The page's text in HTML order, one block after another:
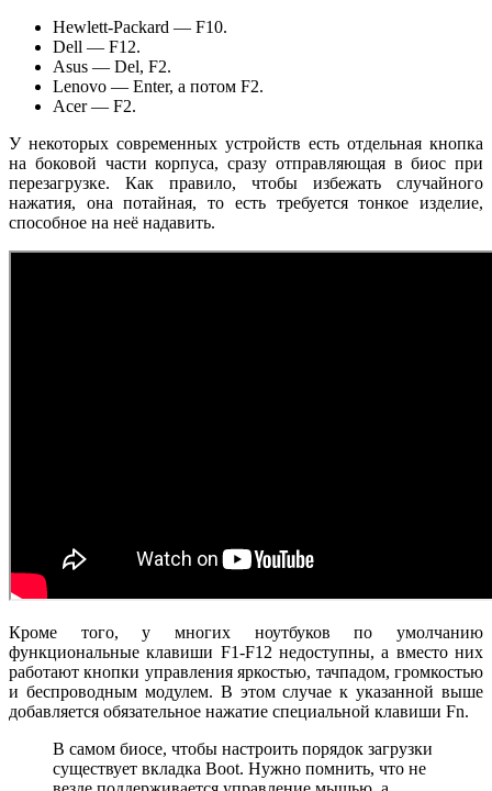
Hewlett-Packard — F10.
Dell — F12.
Asus — Del, F2.
Lenovo — Enter, а потом F2.
Acer — F2.
У некоторых современных устройств есть отдельная кнопка
на боковой части корпуса, сразу отправляющая в биос при
перезагрузке. Как правило, чтобы избежать случайного
нажатия, она потайная, то есть требуется тонкое изделие,
способное на неё надавить.
Кроме того, у многих ноутбуков по умолчанию
функциональные клавиши F1-F12 недоступны, а вместо них
работают кнопки управления яркостью, тачпадом, громкостью
и беспроводным модулем. В этом случае к указанной выше
добавляется обязательное нажатие специальной клавиши Fn.
В самом биосе, чтобы настроить порядок загрузки
существует вкладка Boot. Нужно помнить, что не